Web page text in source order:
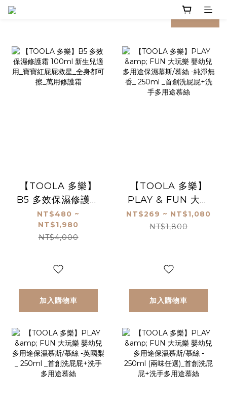
prev next
【TOOLA 多樂】
B5 多效保濕修護霜
100ml 新生兒適用
_寶寶紅屁屁救星_
全身都可擦_萬用修
NT$480 ~
NT$1,980
NT$4,000
加入購物車
【TOOLA 多樂】
PLAY & FUN 大玩
樂 嬰幼兒多用途保
濕慕斯/慕絲 -純淨
途慕絲
NT$269 ~ NT$1,080
NT$1,800
加入購物車